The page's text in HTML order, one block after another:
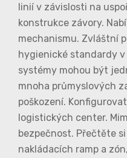
linií v závislosti na
konstrukce závory.
mechanismu. Zvláštní
hygienické standardy
systémy mohou být
mnoha průmyslových
poškození.
logistických center.
bezpečnost. Přečtěte
nakládacích ramp a